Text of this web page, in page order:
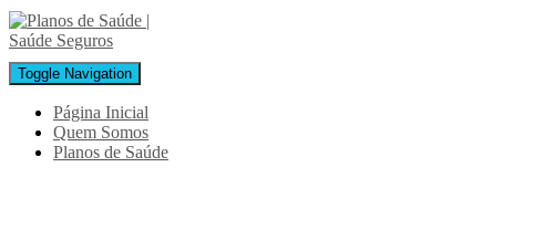
Toggle Navigation
Página Inicial
Quem Somos
Planos de Saúde